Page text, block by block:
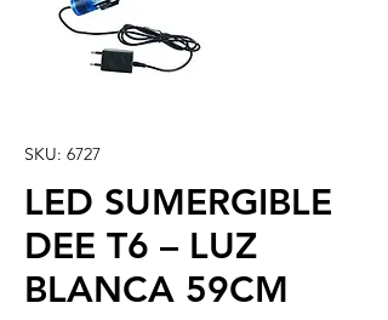
SKU: 6727
LED SUMERGIBLE
DEE T6 – LUZ
BLANCA 59CM